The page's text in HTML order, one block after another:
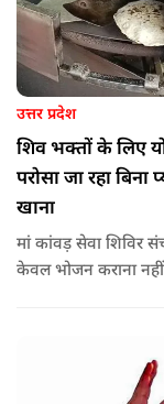
उत्तर प्रदेश
शिव भक्तों के लिए
परोसा जा रहा
खाना
मां कांवड़ सेवा शिविर
केवल भोजन कराना